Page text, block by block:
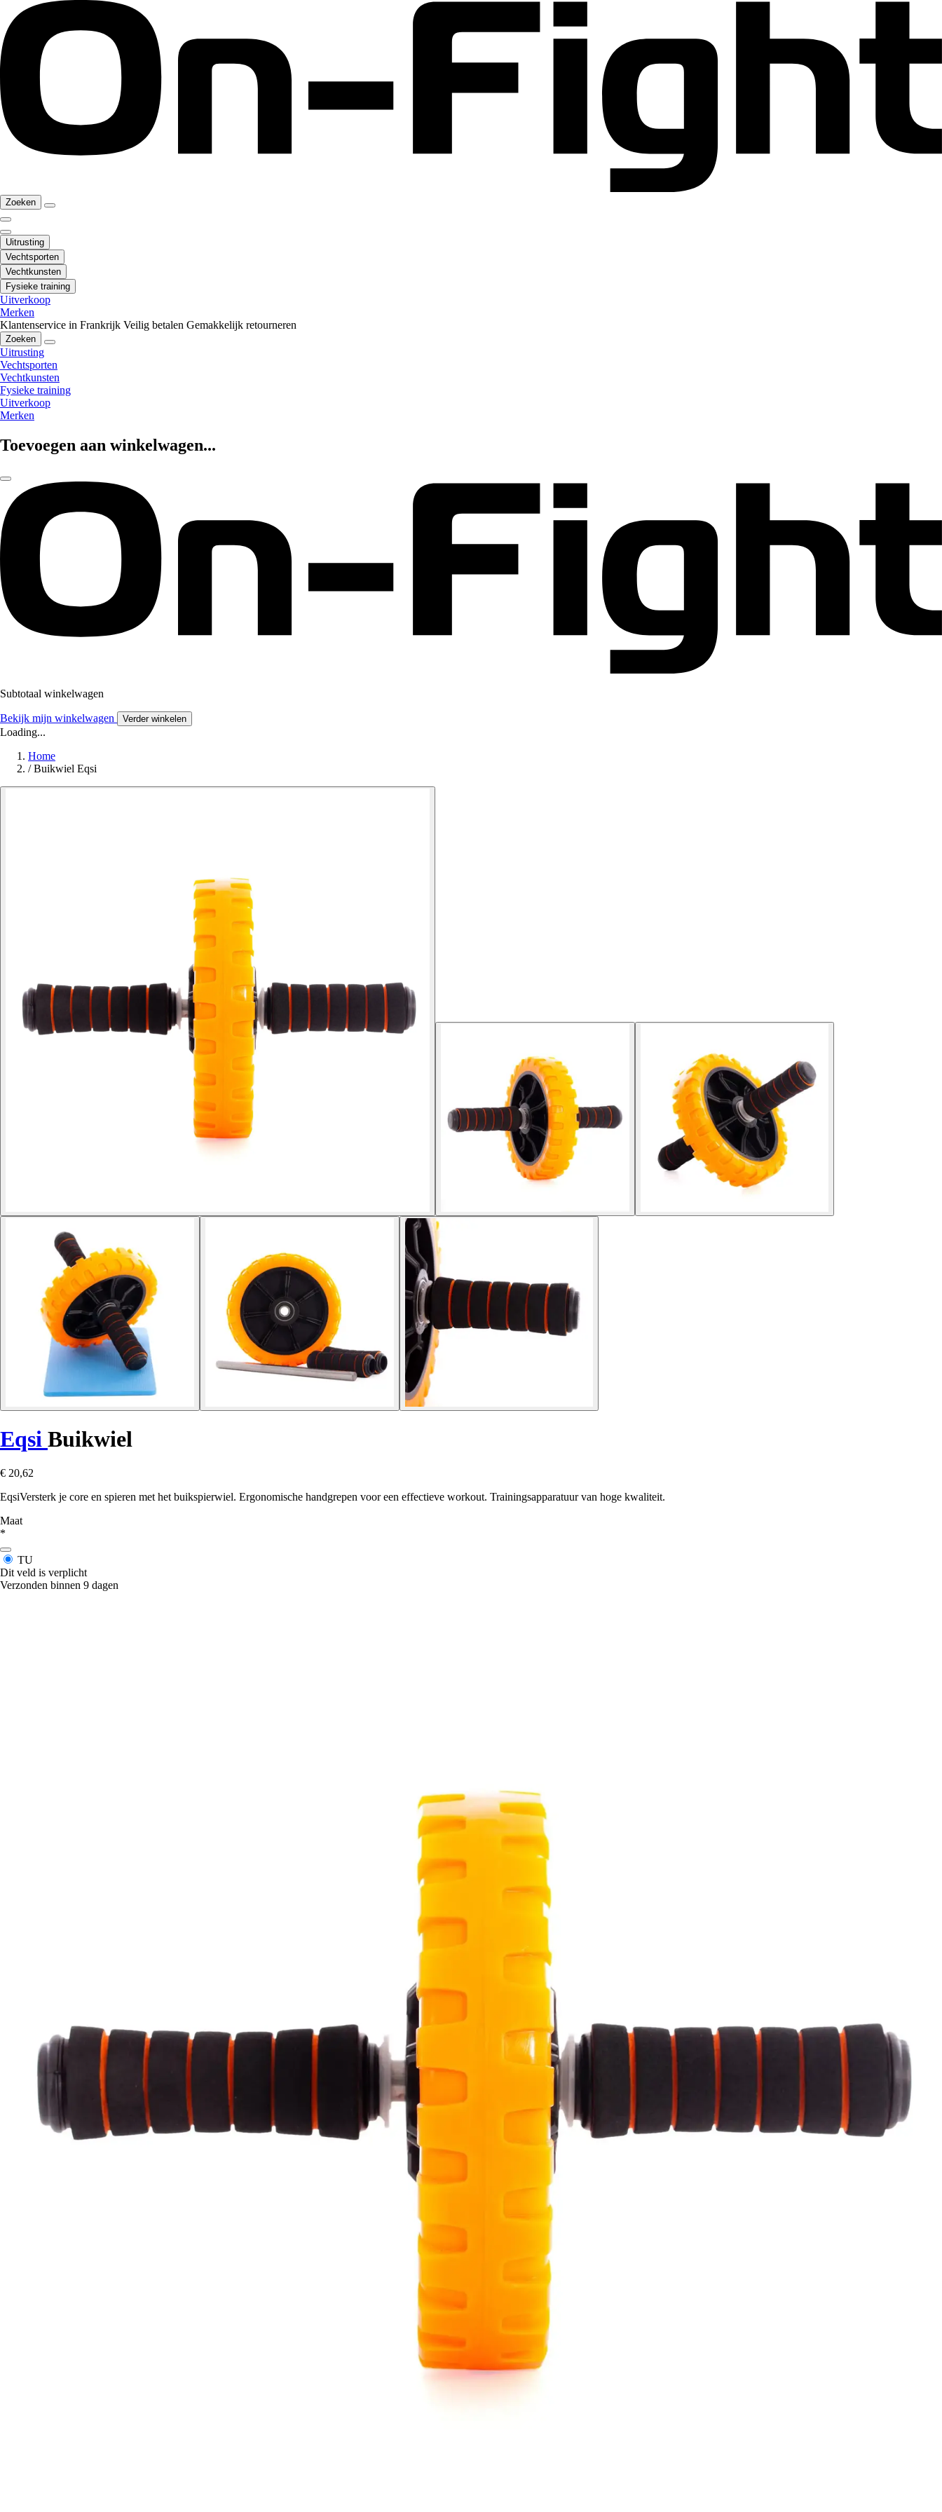
Zoeken
Uitrusting
Vechtsporten
Vechtkunsten
Fysieke training
Uitverkoop
Merken
Klantenservice in Frankrijk Veilig betalen Gemakkelijk retourneren
Zoeken
Uitrusting
Vechtsporten
Vechtkunsten
Fysieke training
Uitverkoop
Merken
Toevoegen aan winkelwagen...
Subtotaal winkelwagen
Bekijk mijn winkelwagen Verder winkelen
Loading...
Home
/ Buikwiel Eqsi
Eqsi Buikwiel
€ 20,62
EqsiVersterk je core en spieren met het buikspierwiel. Ergonomische handgrepen voor een effectieve workout. Trainingsapparatuur van hoge kwaliteit.
Maat
*
TU
Dit veld is verplicht
Verzonden binnen 9 dagen